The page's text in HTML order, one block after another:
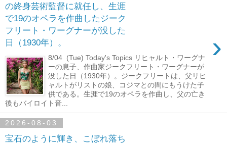
の終身芸術監督に就任し、生涯
で19のオペラを作曲したジーク
フリート・ワーグナーが没した
日（1930年）。
›
8/04 (Tue) Today's Topics リヒャルト・ワーグナ
ーの息子、作曲家ジークフリート・ワーグナーが
没した日（1930年）。ジークフリートは、父リヒ
ャルトがリストの娘、コジマとの間にもうけた子
供である。生涯で19のオペラを作曲し、父の亡き
後もバイロイト音...
2026-08-03
宝石のように輝き、こぼれ落ち